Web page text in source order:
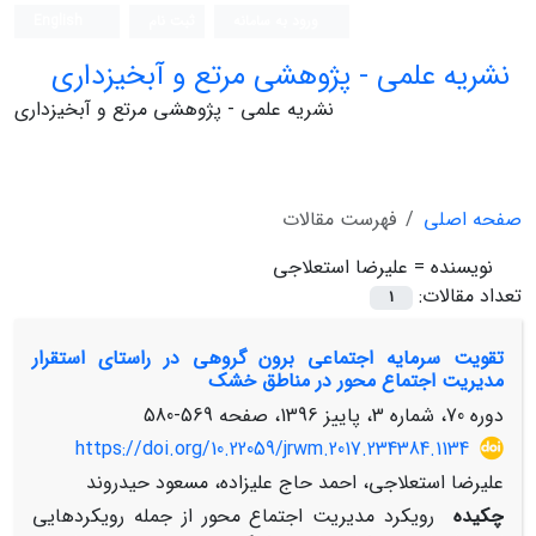
نشریه علمی - پژوهشی مرتع و آبخیزداری
نشریه علمی - پژوهشی مرتع و آبخیزداری
صفحه اصلی
فهرست مقالات
نویسنده = علیرضا استعلاجی
تعداد مقالات:
1
تقویت سرمایه اجتماعی برون گروهی در راستای استقرار
مدیریت اجتماع محور در مناطق خشک
دوره 70، شماره 3، پاییز 1396، صفحه
569-580
https://doi.org/10.22059/jrwm.2017.234384.1134
علیرضا استعلاجی، احمد حاج علیزاده، مسعود حیدروند
چکیده
رویکرد مدیریت اجتماع محور از جمله رویکردهایی